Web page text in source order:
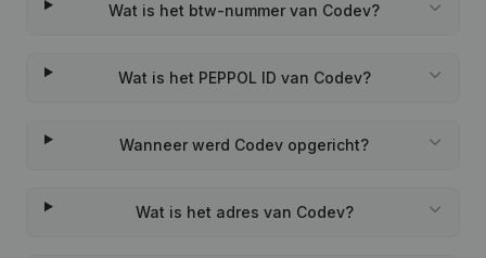
Wat is het btw-nummer van Codev?
Wat is het PEPPOL ID van Codev?
Wanneer werd Codev opgericht?
Wat is het adres van Codev?